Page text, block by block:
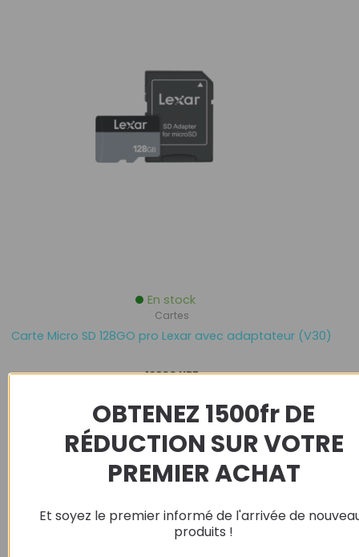
En stock
Cartes
Carte Micro SD 128GO pro Lexar avec adaptateur (V30)
12900XPF
Ajouter au panier
prix
12900 XPF.
prix
9900 XPF.
OBTENEZ 1500fr DE
RÉDUCTION SUR VOTRE
PREMIER ACHAT
Et soyez le premier informé de l'arrivée de
produits !